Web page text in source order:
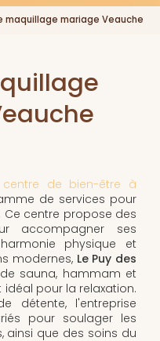
maquillage mariage Veauche
centre de bien-être à
de services pour
centre propose des
accompagner ses
physique et
modernes, Le Puy des
sauna, hammam et
pour la relaxation.
détente, l'entreprise
pour soulager les
ainsi que des soins du